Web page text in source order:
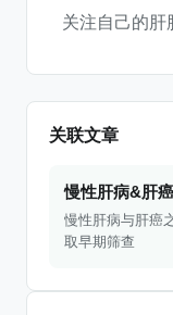
关注自己的肝
关联文章
慢性肝病&肝
慢性肝病与肝癌
取早期筛查